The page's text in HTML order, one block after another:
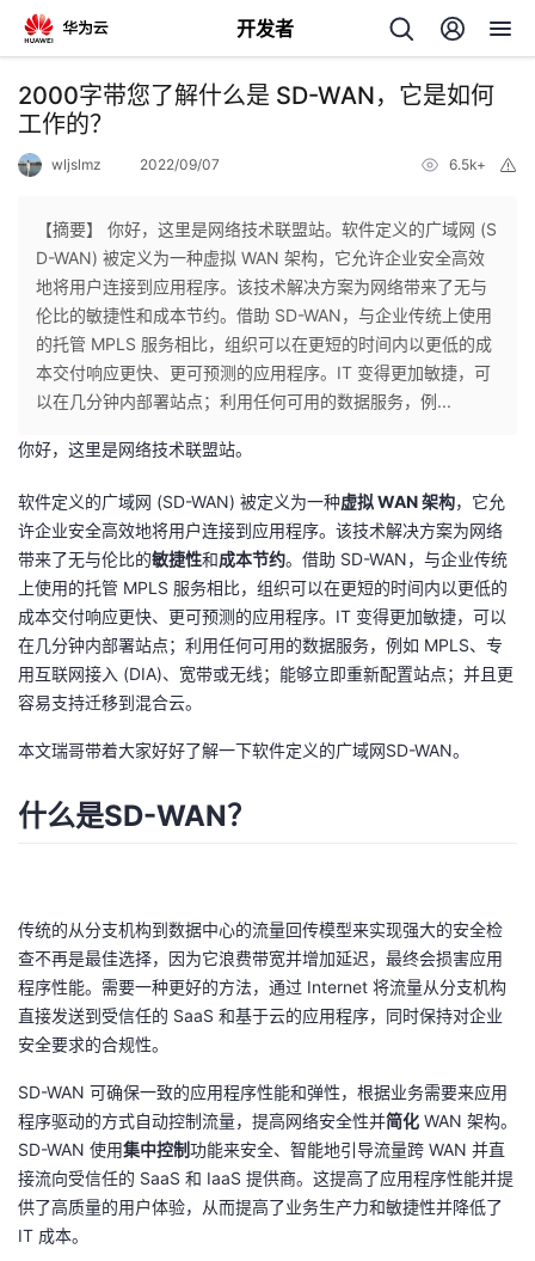
开发者
返
回
个
人
主
页
我
的
开
发
者
我
的
博
客
我
的
论
我
的
子
我
直
播
的
活
动
我
的
关
注
我
的
开
发
者
我
的
Programs
我
的
支
2000字带您了解什么是 SD-WAN，它是如何
工作的？
wljslmz 2022/09/07 6.5k+
【摘要】 你好，这里是网络技术联盟站。软件定义的广域网 (S
D-WAN) 被定义为一种虚拟 WAN 架构，它允许企业安全高效
地将用户连接到应用程序。该技术解决方案为网络带来了无与
伦比的敏捷性和成本节约。借助 SD-WAN，与企业传统上使用
的托管 MPLS 服务相比，组织可以在更短的时间内以更低的成
本交付响应更快、更可预测的应用程序。IT 变得更加敏捷，可
以在几分钟内部署站点；利用任何可用的数据服务，例...
你好，这里是网络技术联盟站。
软件定义的广域网 (SD-WAN) 被定义为一种虚拟 WAN 架构，它允
许企业安全高效地将用户连接到应用程序。该技术解决方案为网络
带来了无与伦比的敏捷性和成本节约。借助 SD-WAN，与企业传统
上使用的托管 MPLS 服务相比，组织可以在更短的时间内以更低的
成本交付响应更快、更可预测的应用程序。IT 变得更加敏捷，可以
在几分钟内部署站点；利用任何可用的数据服务，例如 MPLS、专
用互联网接入 (DIA)、宽带或无线；能够立即重新配置站点；并且更
容易支持迁移到混合云。
本文瑞哥带着大家好好了解一下软件定义的广域网SD-WAN。
什么是SD-WAN？
传统的从分支机构到数据中心的流量回传模型来实现强大的安全检
查不再是最佳选择，因为它浪费带宽并增加延迟，最终会损害应用
程序性能。需要一种更好的方法，通过 Internet 将流量从分支机构
直接发送到受信任的 SaaS 和基于云的应用程序，同时保持对企业
安全要求的合规性。
SD-WAN 可确保一致的应用程序性能和弹性，根据业务需要来应用
程序驱动的方式自动控制流量，提高网络安全性并简化 WAN 架构。
SD-WAN 使用集中控制功能来安全、智能地引导流量跨 WAN 并直
接流向受信任的 SaaS 和 IaaS 提供商。这提高了应用程序性能并提
供了高质量的用户体验，从而提高了业务生产力和敏捷性并降低了
IT 成本。